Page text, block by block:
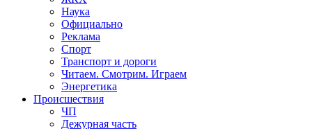
Наука
Официально
Реклама
Спорт
Транспорт и дороги
Читаем. Смотрим. Играем
Энергетика
Происшествия
ЧП
Дежурная часть